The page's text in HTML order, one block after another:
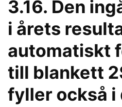
3.16. Den
i årets
automatiskt
till blankett
fyller också i